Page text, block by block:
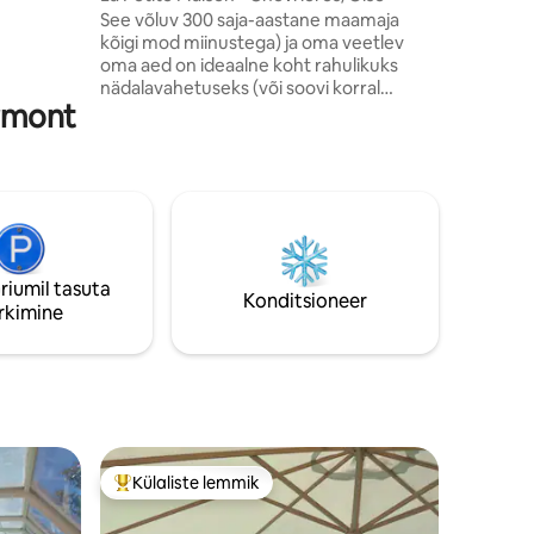
sinu
See võluv 300 saja-aastane maamaja
kõigi mod miinustega) ja oma veetlev
oma aed on ideaalne koht rahulikuks
nädalavahetuseks (või soovi korral
Kohalik toidupood ja auhinnatud
pagarikoda on majast vähem kui 50
meetri kaugusel (+ apteek + pank)
tasuta
Konditsioneer
Külaliste suur lemmik
Külaliste lemmik